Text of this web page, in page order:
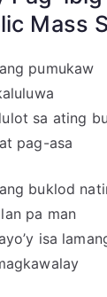
Mass
pumukaw
sa ating
pag-asa
buklod
pa man
isa